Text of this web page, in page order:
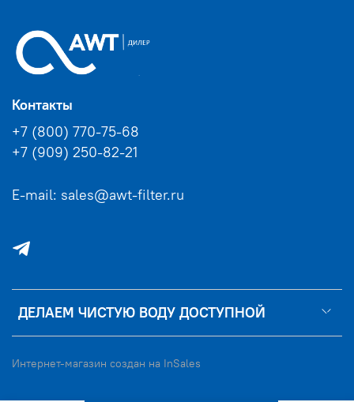
ДЕЛАЕМ ЧИСТУЮ ВОДУ ДОСТУПНОЙ
Контакты
+7 (800) 770-75-68
+7 (909) 250-82-21
E-mail: sales@awt-filter.ru
Интернет-магазин создан на InSales